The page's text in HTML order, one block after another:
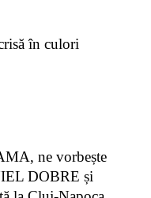
în culori
ne vorbește
DOBRE și